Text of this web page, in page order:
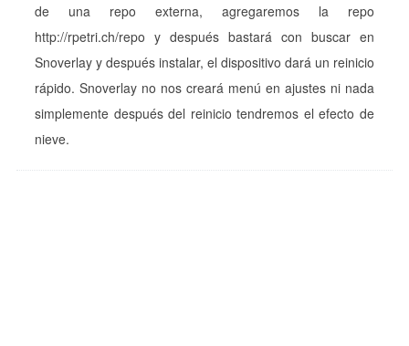
de una repo externa, agregaremos la repo
http://rpetri.ch/repo y después bastará con buscar en
Snoverlay y después instalar, el dispositivo dará un reinicio
rápido. Snoverlay no nos creará menú en ajustes ni nada
simplemente después del reinicio tendremos el efecto de
nieve.